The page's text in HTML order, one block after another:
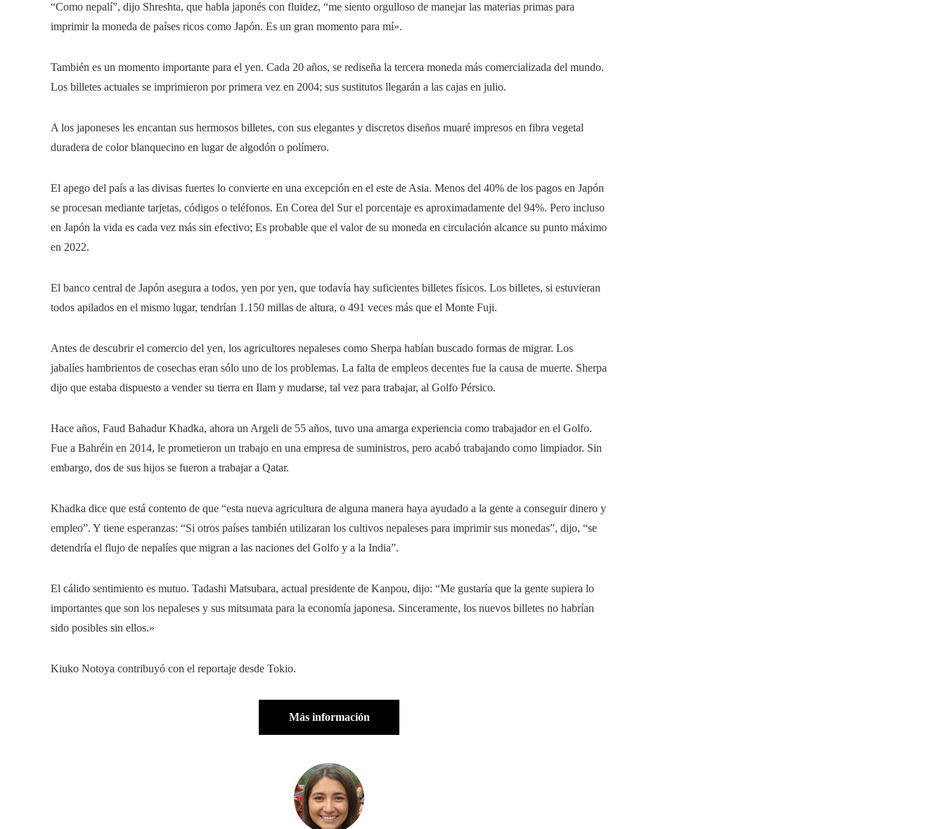
“Como nepalí”, dijo Shreshta, que habla japonés con fluidez, “me siento orgulloso de manejar las materias primas para
imprimir la moneda de países ricos como Japón. Es un gran momento para mí».
También es un momento importante para el yen. Cada 20 años, se rediseña la tercera moneda más comercializada del mundo.
Los billetes actuales se imprimieron por primera vez en 2004; sus sustitutos llegarán a las cajas en julio.
A los japoneses les encantan sus hermosos billetes, con sus elegantes y discretos diseños muaré impresos en fibra vegetal
duradera de color blanquecino en lugar de algodón o polímero.
El apego del país a las divisas fuertes lo convierte en una excepción en el este de Asia. Menos del 40% de los pagos en Japón
se procesan mediante tarjetas, códigos o teléfonos. En Corea del Sur el porcentaje es aproximadamente del 94%. Pero incluso
en Japón la vida es cada vez más sin efectivo; Es probable que el valor de su moneda en circulación alcance su punto máximo
en 2022.
El banco central de Japón asegura a todos, yen por yen, que todavía hay suficientes billetes físicos. Los billetes, si estuvieran
todos apilados en el mismo lugar, tendrían 1.150 millas de altura, o 491 veces más que el Monte Fuji.
Antes de descubrir el comercio del yen, los agricultores nepaleses como Sherpa habían buscado formas de migrar. Los
jabalíes hambrientos de cosechas eran sólo uno de los problemas. La falta de empleos decentes fue la causa de muerte. Sherpa
dijo que estaba dispuesto a vender su tierra en Ilam y mudarse, tal vez para trabajar, al Golfo Pérsico.
Hace años, Faud Bahadur Khadka, ahora un Argeli de 55 años, tuvo una amarga experiencia como trabajador en el Golfo.
Fue a Bahréin en 2014, le prometieron un trabajo en una empresa de suministros, pero acabó trabajando como limpiador. Sin
embargo, dos de sus hijos se fueron a trabajar a Qatar.
Khadka dice que está contento de que “esta nueva agricultura de alguna manera haya ayudado a la gente a conseguir dinero y
empleo”. Y tiene esperanzas: “Si otros países también utilizaran los cultivos nepaleses para imprimir sus monedas”, dijo, “se
detendría el flujo de nepalíes que migran a las naciones del Golfo y a la India”.
El cálido sentimiento es mutuo. Tadashi Matsubara, actual presidente de Kanpou, dijo: “Me gustaría que la gente supiera lo
importantes que son los nepaleses y sus mitsumata para la economía japonesa. Sinceramente, los nuevos billetes no habrían
sido posibles sin ellos.»
Kiuko Notoya contribuyó con el reportaje desde Tokio.
Más información